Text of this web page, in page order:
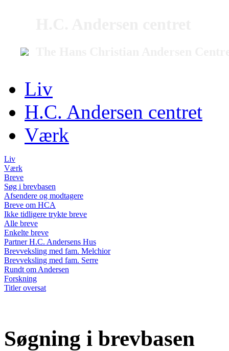
Liv
H.C. Andersen centret
Værk
Liv
Værk
Breve
Søg i brevbasen
Afsendere og modtagere
Breve om HCA
Ikke tidligere trykte breve
Alle breve
Enkelte breve
Partner H.C. Andersens Hus
Brevveksling med fam. Melchior
Brevveksling med fam. Serre
Rundt om Andersen
Forskning
Titler oversat
Søgning i brevbasen